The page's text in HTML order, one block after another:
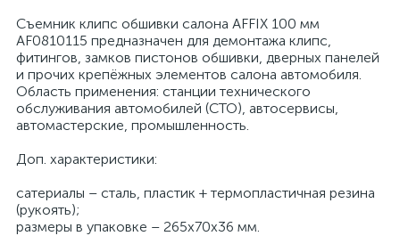
Съемник клипс обшивки салона AFFIX 100 мм
AF0810115 предназначен для демонтажа клипс,
фитингов, замков пистонов обшивки, дверных панелей
и прочих крепёжных элементов салона автомобиля.
Область применения: станции технического
обслуживания автомобилей (СТО), автосервисы,
автомастерские, промышленность.
Доп. характеристики:
сатериалы – сталь, пластик + термопластичная резина
(рукоять);
размеры в упаковке – 265х70х36 мм.